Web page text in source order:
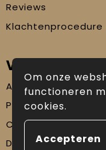
Reviews
Klachtenprocedure
Veilig winkelen
Algemene
Privacyverklaring
Cookiebeleid
Disclaimer
Om onze
functioneren
cookies.